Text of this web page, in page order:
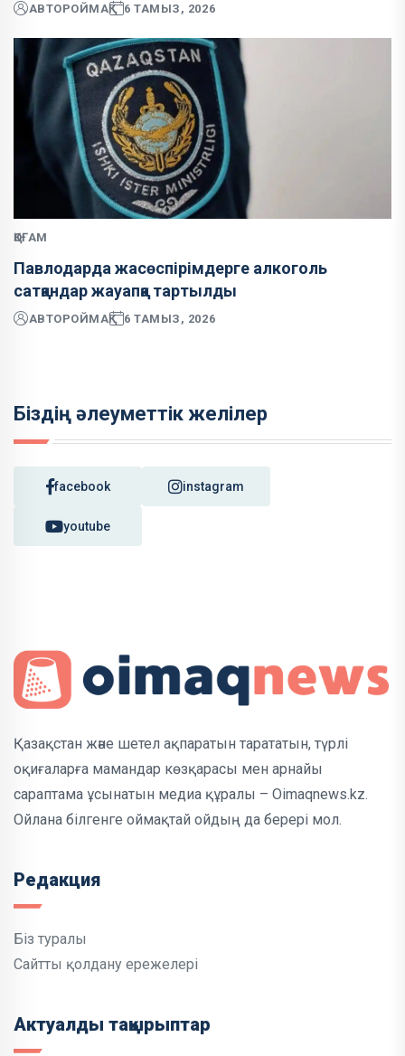
АВТОРОЙМАҚ 6 ТАМЫЗ, 2026
ҚОҒАМ
Павлодарда жасөспірімдерге алкоголь
сатқандар жауапқа тартылды
АВТОРОЙМАҚ 6 ТАМЫЗ, 2026
Біздің әлеуметтік желілер
facebook instagram
youtube
Қазақстан және шетел ақпаратын тарататын, түрлі
оқиғаларға мамандар көзқарасы мен арнайы
сараптама ұсынатын медиа құралы – Oimaqnews.kz.
Ойлана білгенге оймақтай ойдың да берері мол.
Редакция
Біз туралы
Сайтты қолдану ережелері
Актуалды тақырыптар